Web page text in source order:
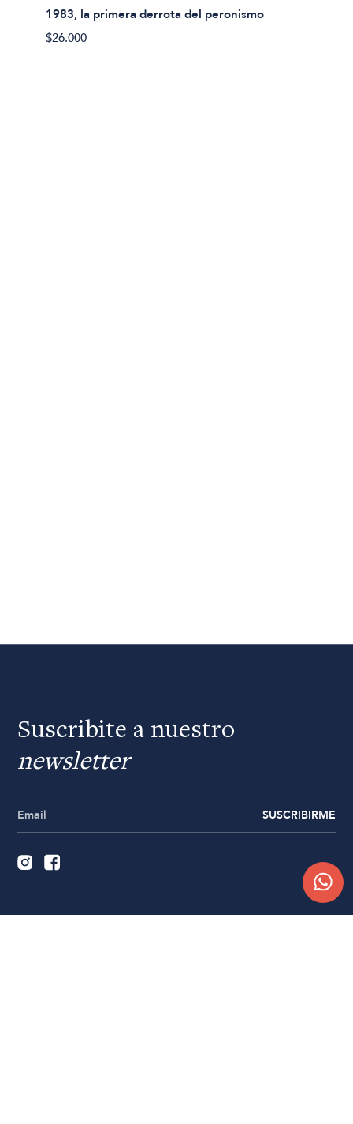
1983, la primera derrota del peronismo
$26.000
Suscribite a nuestro
newsletter
SUSCRIBIRME